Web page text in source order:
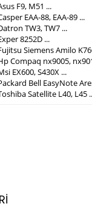
F9, M51 ...
EAA-88, EAA-89 ...
TW3, TW7 ...
8252D ...
Siemens Amilo
Compaq nx9005,
EX600, S430X ...
Bell EasyNote
Satellite L40, L45